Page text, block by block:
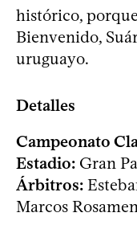
histórico,
Bienvenido,
uruguayo.
Detalles
Campeonato
Estadio: Gran
Árbitros:
Marcos Rosamen